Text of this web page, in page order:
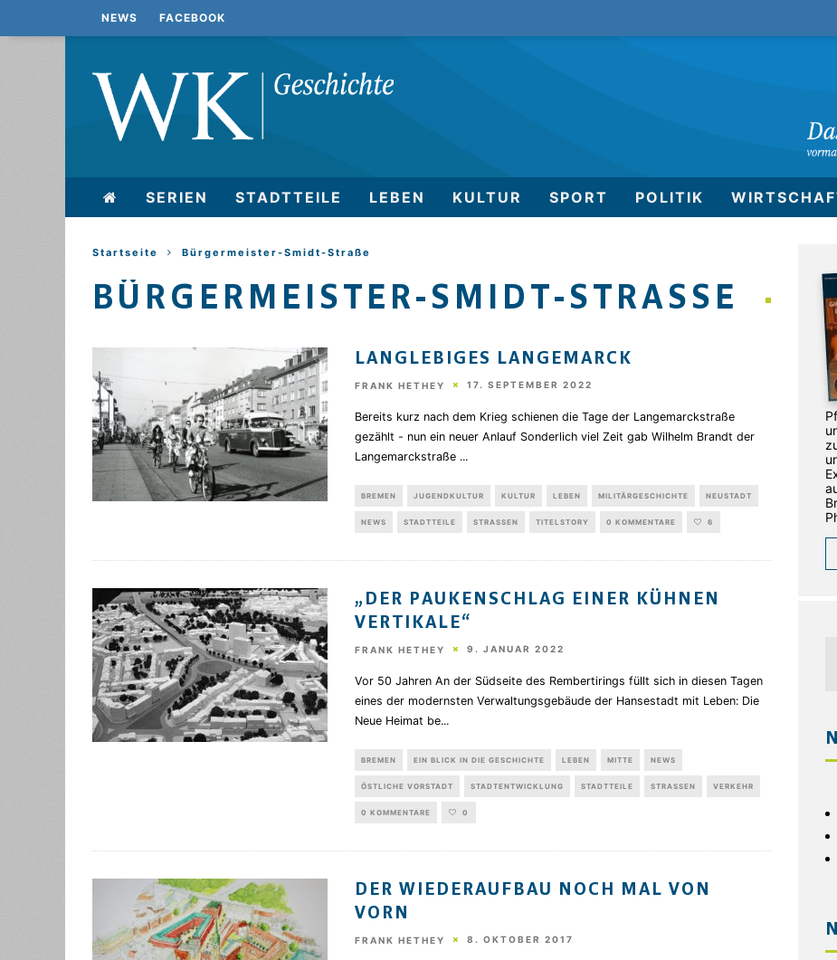
NEWS FACEBOOK
SERIEN STADTTEILE LEBEN KULTUR SPORT POLITIK
Startseite Bürgermeister-Smidt-Straße
BÜRGERMEISTER-SMIDT-STRASSE
LANGLEBIGES LANGEMARCK
FRANK HETHEY 17. SEPTEMBER 2022
Bereits kurz nach dem Krieg schienen die Tage der Langemarckstraße
gezählt - nun ein neuer Anlauf Sonderlich viel Zeit gab Wilhelm Brandt der
Langemarckstraße ...
BREMEN JUGENDKULTUR KULTUR LEBEN MILITÄRGESCHICHTE NEUSTADT
NEWS STADTTEILE STRASSEN TITELSTORY 0 KOMMENTARE 6
„DER PAUKENSCHLAG EINER KÜHNEN
VERTIKALE“
FRANK HETHEY 9. JANUAR 2022
Vor 50 Jahren An der Südseite des Rembertirings füllt sich in diesen Tagen
eines der modernsten Verwaltungsgebäude der Hansestadt mit Leben: Die
Neue Heimat be...
BREMEN EIN BLICK IN DIE GESCHICHTE LEBEN MITTE NEWS
ÖSTLICHE VORSTADT STADTENTWICKLUNG STADTTEILE STRASSEN VERKEHR
0 KOMMENTARE 0
DER WIEDERAUFBAU NOCH MAL VON
VORN
FRANK HETHEY 8. OKTOBER 2017